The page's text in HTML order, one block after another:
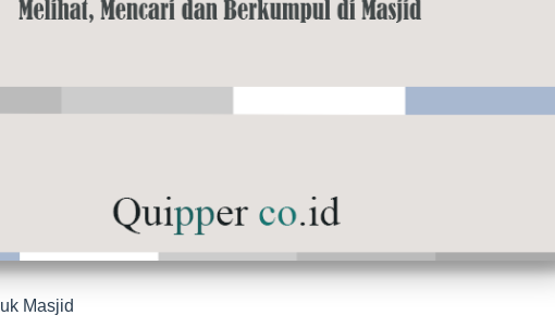
Masjid